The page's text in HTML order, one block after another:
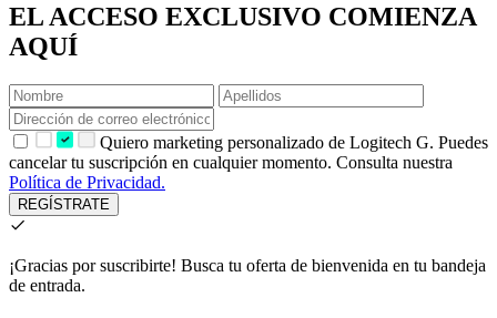
EL ACCESO EXCLUSIVO COMIENZA
AQUÍ
Quiero marketing personalizado de Logitech G. Puedes
cancelar tu suscripción en cualquier momento. Consulta nuestra
Política de Privacidad.
REGÍSTRATE
¡Gracias por suscribirte! Busca tu oferta de bienvenida en tu bandeja
de entrada.